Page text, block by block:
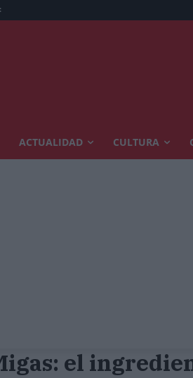
ACTUALIDAD CULTURA
el